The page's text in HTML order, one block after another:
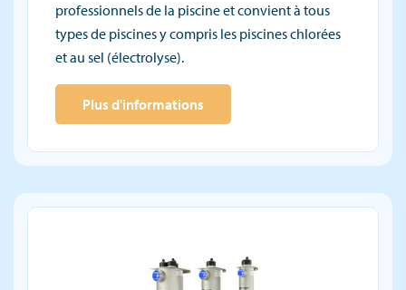
professionnels de la piscine et convient à tous
types de piscines y compris les piscines chlorées
et au sel (électrolyse).
Plus d'informations